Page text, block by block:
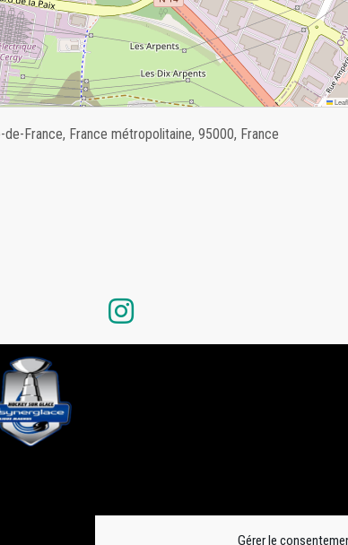
Gérer le
France, France métropolitaine, 95000, France